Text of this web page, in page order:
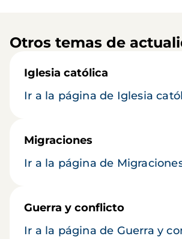
Otros temas de
Iglesia católica
Ir a la página de Iglesia
Migraciones
Ir a la página de
Guerra y conflicto
Ir a la página de Guerra y